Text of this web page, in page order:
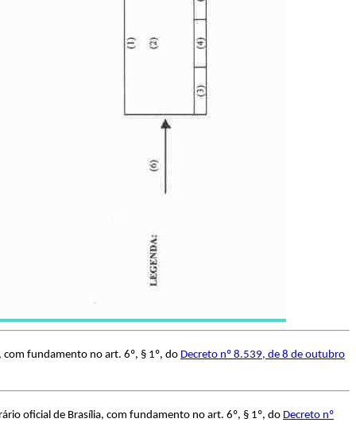
fundamento no art. 6º, § 1º, do Decreto nº 8.539, de 8 de outubro
oficial de Brasília, com fundamento no art. 6º, § 1º, do Decreto nº